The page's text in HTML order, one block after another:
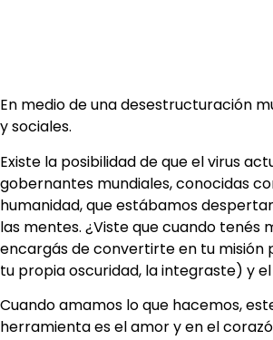
En medio de una desestructuración
y sociales.
Existe la posibilidad de que el virus
gobernantes mundiales, conocidas
humanidad, que estábamos
las mentes. ¿Viste que cuando tenés
encargás de convertirte en tu misión
tu propia oscuridad, la integraste) y
Cuando amamos lo que hacemos,
herramienta es el amor y en el